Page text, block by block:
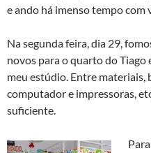
e ando há imenso tempo
Na segunda feira, dia 29,
novos para o quarto do Tiago
meu estúdio. Entre
computador e impressoras,
suficiente.